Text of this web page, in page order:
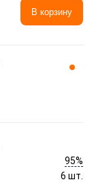
В корзину
95%
6 шт.